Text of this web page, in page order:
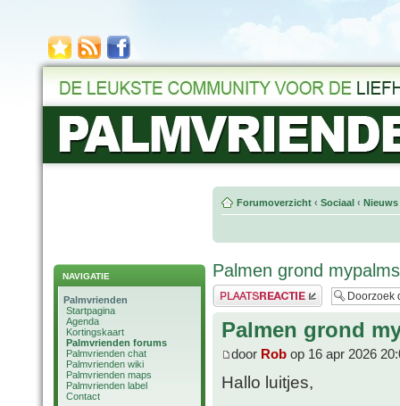
NAVIGATIE
Palmvrienden
Startpagina
Agenda
Kortingskaart
Palmvrienden forums
Palmvrienden chat
Palmvrienden wiki
Palmvrienden maps
Palmvrienden label
Contact
Forumoverzicht ‹ Sociaal ‹
Palmen grond
Plaats een reactie
Palmen grond
door Rob op 16 apr 2026
Hallo luitjes,